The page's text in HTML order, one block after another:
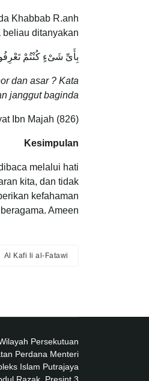
Khabbab R.anh
ditanyakan :
بِأَىِّ شَىْءٍ كُنْتُمْ
dan asar ? Kata
janggut baginda
Ibn Majah (826)
Kesimpulan
melalui hati
kita, dan tidak
kefahaman
Ameen.
Al Kafi li al-Fatawi
Persekutuan
Perdana Menteri
Islam Putrajaya